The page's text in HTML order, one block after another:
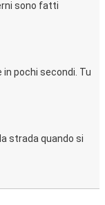
sono fatti
pochi secondi. Tu
strada quando si